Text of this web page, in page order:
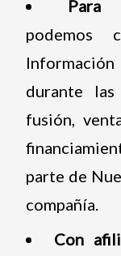
Para
podemos
durante las
fusión,
parte de
compañía.
Con